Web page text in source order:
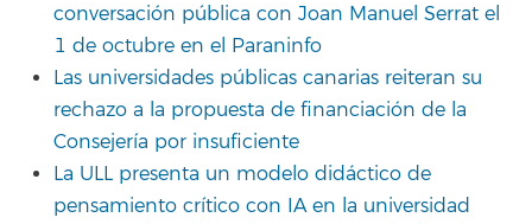
conversación pública con Joan Manuel Serrat el
1 de octubre en el Paraninfo
Las universidades públicas canarias reiteran su
rechazo a la propuesta de financiación de la
Consejería por insuficiente
La ULL presenta un modelo didáctico de
pensamiento crítico con IA en la universidad